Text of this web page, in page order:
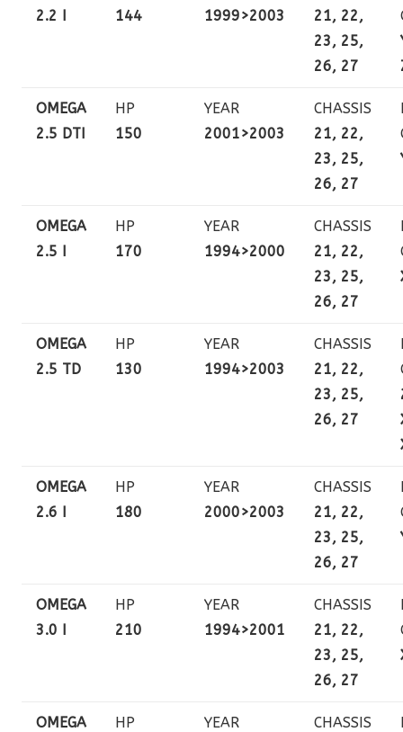
2.2 I
144
1999>2003
21, 22,
23, 25,
26, 27
OMEGA
2.5 DTI
HP
150
YEAR
2001>2003
CHASSIS
21, 22,
23, 25,
26, 27
OMEGA
2.5 I
HP
170
YEAR
1994>2000
CHASSIS
21, 22,
23, 25,
26, 27
OMEGA
2.5 TD
HP
130
YEAR
1994>2003
CHASSIS
21, 22,
23, 25,
26, 27
OMEGA
2.6 I
HP
180
YEAR
2000>2003
CHASSIS
21, 22,
23, 25,
26, 27
OMEGA
3.0 I
HP
210
YEAR
1994>2001
CHASSIS
21, 22,
23, 25,
26, 27
OMEGA
HP
YEAR
CHASSIS